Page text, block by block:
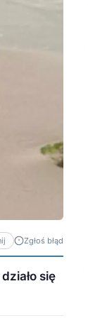
Zgłoś błąd
się